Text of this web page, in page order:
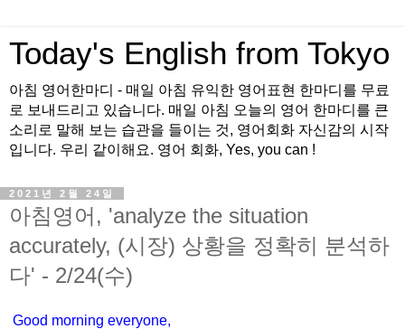
Today's English from Tokyo
아침 영어한마디 - 매일 아침 유익한 영어표현 한마디를 무료
로 보내드리고 있습니다. 매일 아침 오늘의 영어 한마디를 큰
소리로 말해 보는 습관을 들이는 것, 영어회화 자신감의 시작
입니다. 우리 같이해요. 영어 회화, Yes, you can !
2021년 2월 24일
아침영어, 'analyze the situation
accurately, (시장) 상황을 정확히 분석하
다' - 2/24(수)
Good morning everyone,